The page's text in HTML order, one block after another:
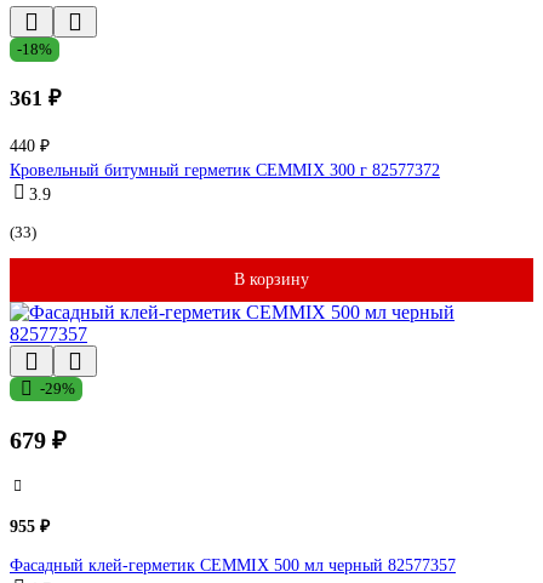
-18%
361 ₽
440 ₽
Кровельный битумный герметик CEMMIX 300 г 82577372
3.9
(33)
В корзину
-29%
679 ₽
955 ₽
Фасадный клей-герметик CEMMIX 500 мл черный 82577357